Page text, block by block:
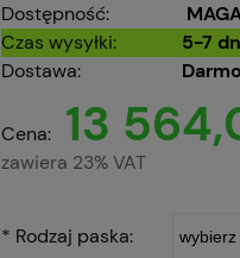
Dostępność:
Czas wysyłki:
5-7
Dostawa:
Cena: 13
zawiera 23% VAT
* Rodzaj paska: